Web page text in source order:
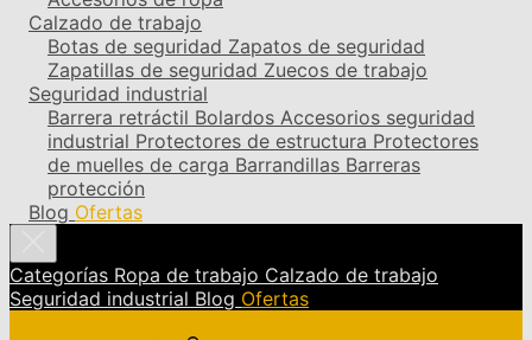
Calzado de trabajo
Botas de seguridad Zapatos de seguridad
Zapatillas de seguridad Zuecos de trabajo
Seguridad industrial
Barrera retráctil Bolardos Accesorios seguridad
industrial Protectores de estructura Protectores
de muelles de carga Barrandillas Barreras
protección
Blog Ofertas
Categorías Ropa de trabajo Calzado de trabajo
Seguridad industrial Blog Ofertas